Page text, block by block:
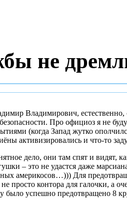
не
Владимирович,
Про официоз я не
(когда Запад жутко
активизировались и что-то
дело, они там спят и видят,
– это не удастся даже
америкосов…))) Для
не просто контора для галочки, а
было успешно предотвращено 8